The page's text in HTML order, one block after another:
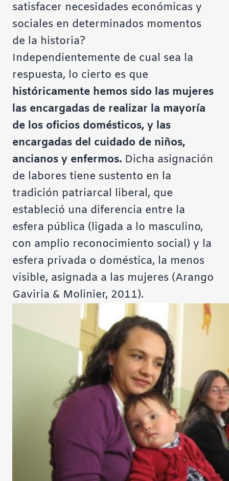
satisfacer necesidades económicas y
sociales en determinados momentos
de la historia?
Independientemente de cual sea la
respuesta, lo cierto es que
históricamente hemos sido las mujeres
las encargadas de realizar la mayoría
de los oficios domésticos, y las
encargadas del cuidado de niños,
ancianos y enfermos. Dicha asignación
de labores tiene sustento en la
tradición patriarcal liberal, que
estableció una diferencia entre la
esfera pública (ligada a lo masculino,
con amplio reconocimiento social) y la
esfera privada o doméstica, la menos
visible, asignada a las mujeres (Arango
Gaviria & Molinier, 2011).